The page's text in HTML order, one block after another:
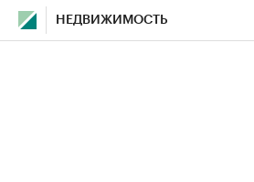
НЕДВИЖИМОСТЬ